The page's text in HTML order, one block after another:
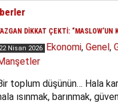
DİKKAT ÇEKTİ: “MASLOW’UN
22 Nisan 2026 Ekonomi, Genel,
toplum düşünün… Hala
ısınmak, barınmak,